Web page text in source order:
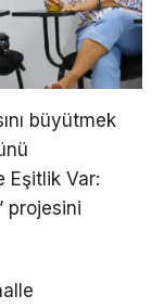
büyütmek
Eşitlik Var:
projesini